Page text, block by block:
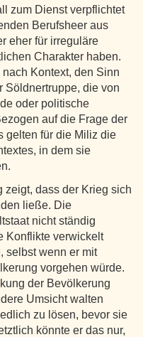
zum Dienst verpflichtet
Berufsheer aus
eher für irreguläre
Charakter haben.
Kontext, den Sinn
Söldnertruppe, die von
oder politische
auf die Frage der
gelten für die Miliz die
in dem sie
zeigt, dass der Krieg sich
ließe. Die
nicht ständig
Konflikte verwickelt
selbst wenn er mit
vorgehen würde.
der Bevölkerung
Umsicht walten
zu lösen, bevor sie
könnte er das nur,